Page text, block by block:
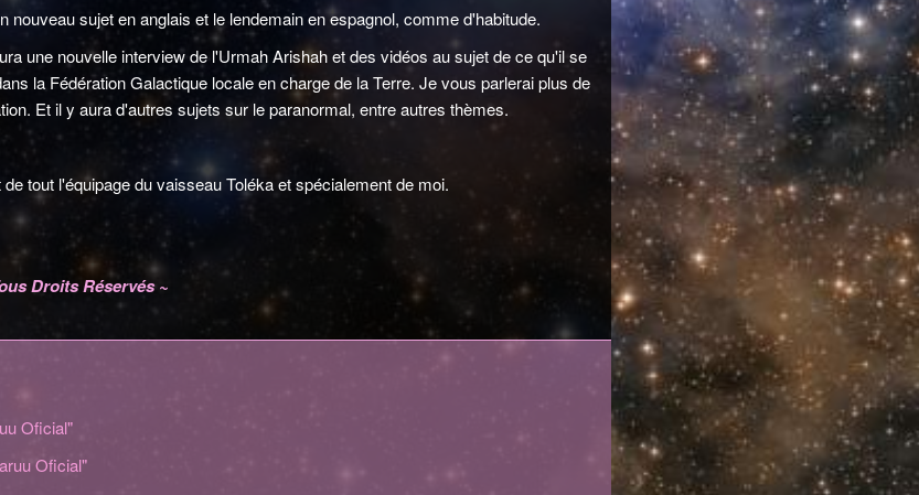
nouveau sujet en anglais et le lendemain en espagnol, comme d'habitude.
une nouvelle interview de l'Urmah Arishah et des vidéos au sujet de ce qu'il se
la Fédération Galactique locale en charge de la Terre. Je vous parlerai plus de
Et il y aura d'autres sujets sur le paranormal, entre autres thèmes.
tout l'équipage du vaisseau Toléka et spécialement de moi.
Droits Réservés ~
Oficial"
Oficial"